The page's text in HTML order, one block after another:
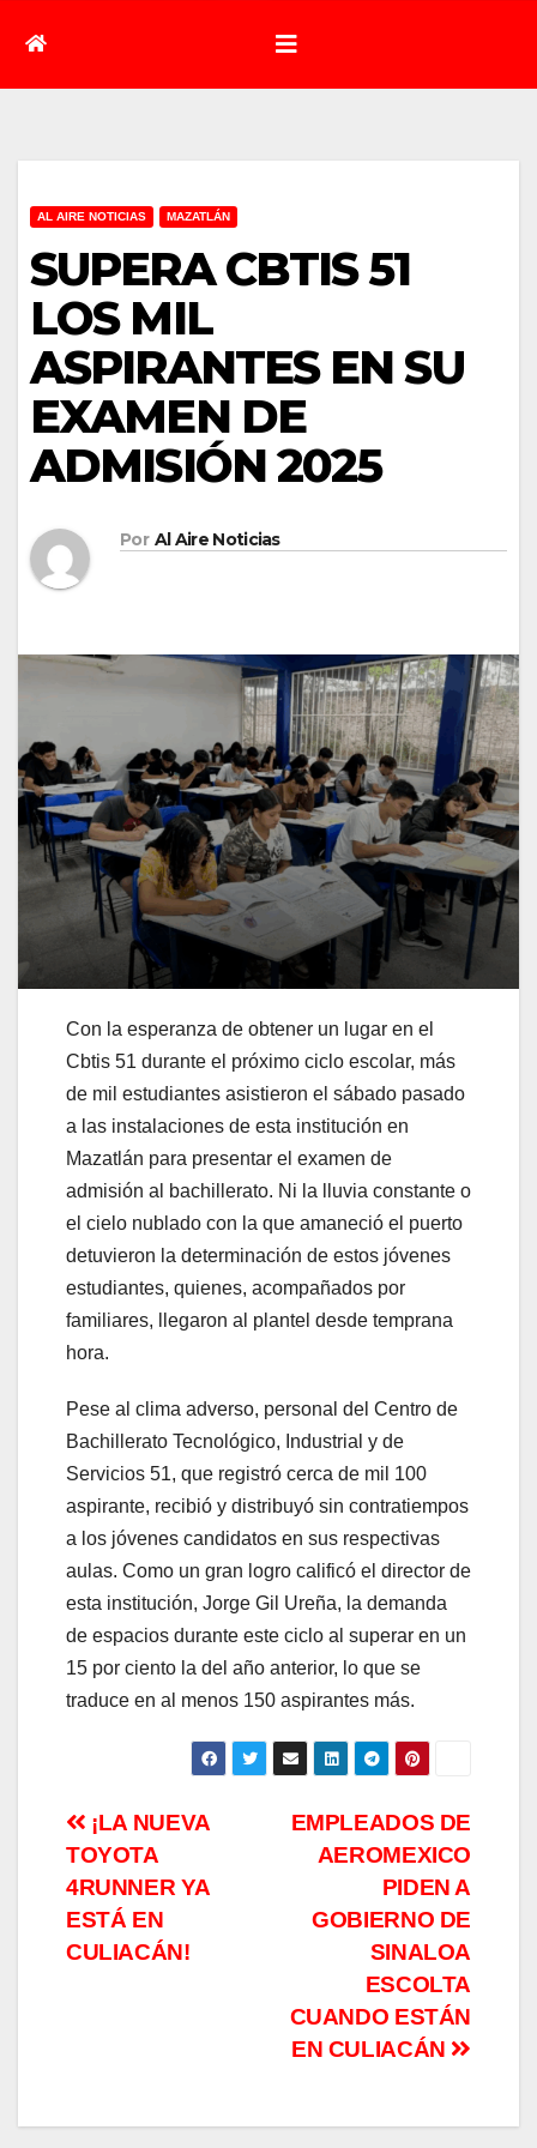
AL AIRE NOTICIAS MAZATLÁN
SUPERA CBTIS 51
LOS MIL
ASPIRANTES EN SU
EXAMEN DE
ADMISIÓN 2025
Por Al Aire Noticias
Con la esperanza de obtener un lugar en el
Cbtis 51 durante el próximo ciclo escolar, más
de mil estudiantes asistieron el sábado pasado
a las instalaciones de esta institución en
Mazatlán para presentar el examen de
admisión al bachillerato. Ni la lluvia constante o
el cielo nublado con la que amaneció el puerto
detuvieron la determinación de estos jóvenes
estudiantes, quienes, acompañados por
familiares, llegaron al plantel desde temprana
hora.
Pese al clima adverso, personal del Centro de
Bachillerato Tecnológico, Industrial y de
Servicios 51, que registró cerca de mil 100
aspirante, recibió y distribuyó sin contratiempos
a los jóvenes candidatos en sus respectivas
aulas. Como un gran logro calificó el director de
esta institución, Jorge Gil Ureña, la demanda
de espacios durante este ciclo al superar en un
15 por ciento la del año anterior, lo que se
traduce en al menos 150 aspirantes más.
Navegación
de
entradas
EMPLEADOS DE
AEROMEXICO
PIDEN A
GOBIERNO DE
SINALOA
ESCOLTA
CUANDO ESTÁN
EN CULIACÁN
¡LA NUEVA
TOYOTA
4RUNNER YA
ESTÁ EN
CULIACÁN!